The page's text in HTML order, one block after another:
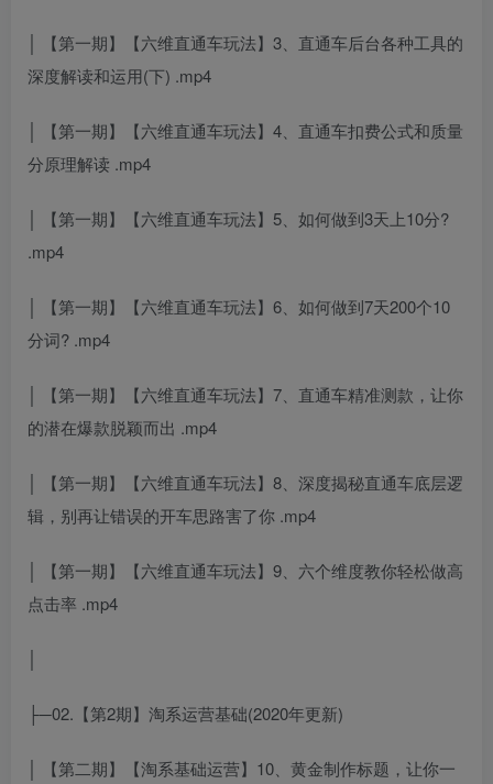
│ 【第一期】【六维直通车玩法】3、直通车后台各种工具的
深度解读和运用(下) .mp4
│ 【第一期】【六维直通车玩法】4、直通车扣费公式和质量
分原理解读 .mp4
│ 【第一期】【六维直通车玩法】5、如何做到3天上10分?
.mp4
│ 【第一期】【六维直通车玩法】6、如何做到7天200个10
分词? .mp4
│ 【第一期】【六维直通车玩法】7、直通车精准测款，让你
的潜在爆款脱颖而出 .mp4
│ 【第一期】【六维直通车玩法】8、深度揭秘直通车底层逻
辑，别再让错误的开车思路害了你 .mp4
│ 【第一期】【六维直通车玩法】9、六个维度教你轻松做高
点击率 .mp4
│
├─02.【第2期】淘系运营基础(2020年更新)
│ 【第二期】【淘系基础运营】10、黄金制作标题，让你一